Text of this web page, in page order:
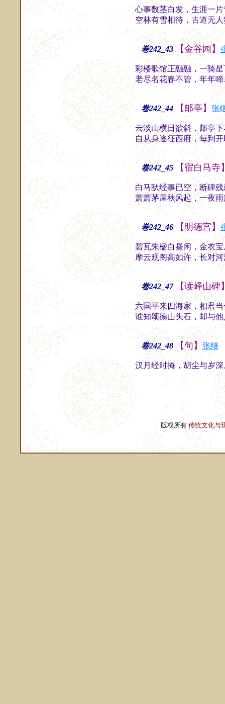
心事数茎白发，生涯一
空林有雪相待，古道无
卷242_43 【金谷园】
彩楼歌馆正融融，一骑
老尽名花春不管，年年
卷242_44 【邮亭】 张
云淡山横日欲斜，邮亭
自从身逐征西府，每到
卷242_45 【宿白马寺
白马驮经事已空，断碑
萧萧茅屋秋风起，一夜
卷242_46 【明德宫】
碧瓦朱楹白昼闲，金衣
摩云观阁高如许，长对
卷242_47 【读峄山碑
六国平来四海家，相君
谁知颂德山头石，却与
卷242_48 【句】张继
汉月经时掩，胡尘与岁
版权所有 传统文化与